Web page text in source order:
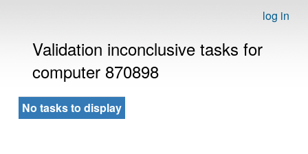
log in
Validation inconclusive tasks for
computer 870898
No tasks to display